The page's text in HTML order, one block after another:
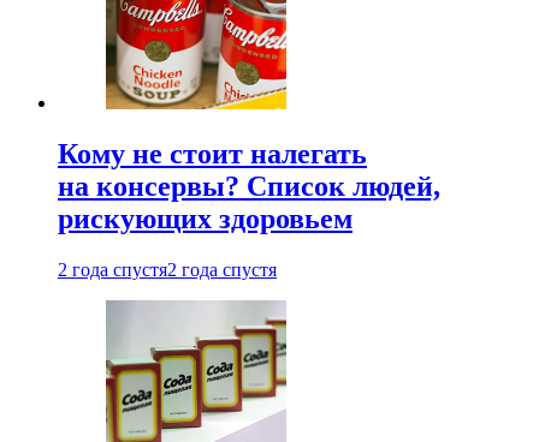
Кому не стоит налегать
на консервы? Список людей,
рискующих здоровьем
2 года спустя2 года спустя